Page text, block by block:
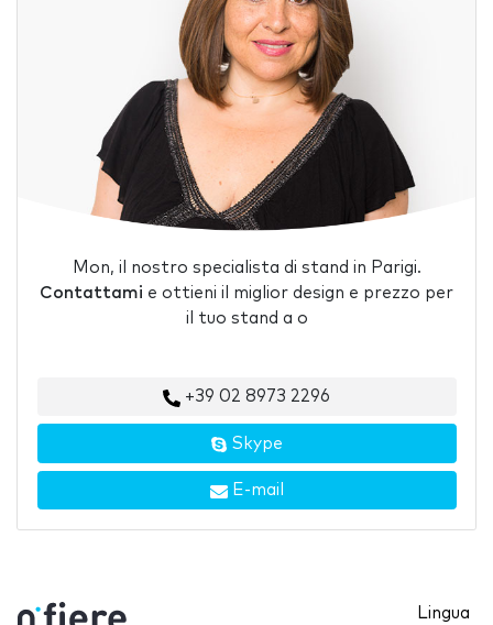
Mon, il nostro specialista di stand in Parigi.
Contattami e ottieni il miglior design e prezzo per
il tuo stand a o
+39 02 8973 2296
Skype
E-mail
Lingua